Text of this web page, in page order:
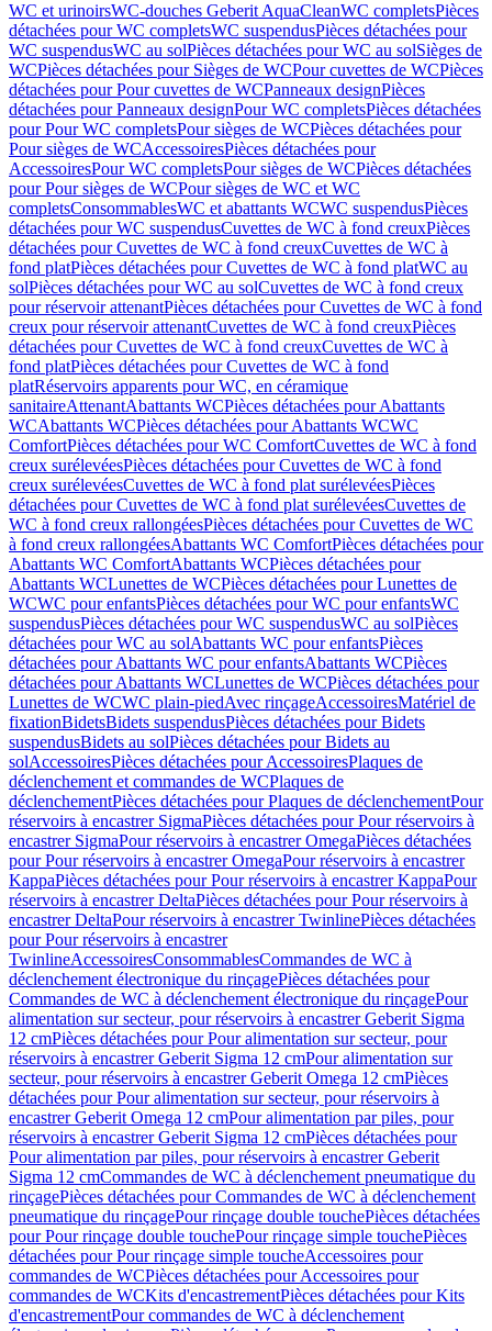
WC et urinoirsWC-douches Geberit AquaCleanWC completsPièces
détachées pour WC completsWC suspendusPièces détachées pour
WC suspendusWC au solPièces détachées pour WC au solSièges de
WCPièces détachées pour Sièges de WCPour cuvettes de WCPièces
détachées pour Pour cuvettes de WCPanneaux designPièces
détachées pour Panneaux designPour WC completsPièces détachées
pour Pour WC completsPour sièges de WCPièces détachées pour
Pour sièges de WCAccessoiresPièces détachées pour
AccessoiresPour WC completsPour sièges de WCPièces détachées
pour Pour sièges de WCPour sièges de WC et WC
completsConsommablesWC et abattants WCWC suspendusPièces
détachées pour WC suspendusCuvettes de WC à fond creuxPièces
détachées pour Cuvettes de WC à fond creuxCuvettes de WC à
fond platPièces détachées pour Cuvettes de WC à fond platWC au
solPièces détachées pour WC au solCuvettes de WC à fond creux
pour réservoir attenantPièces détachées pour Cuvettes de WC à fond
creux pour réservoir attenantCuvettes de WC à fond creuxPièces
détachées pour Cuvettes de WC à fond creuxCuvettes de WC à
fond platPièces détachées pour Cuvettes de WC à fond
platRéservoirs apparents pour WC, en céramique
sanitaireAttenantAbattants WCPièces détachées pour Abattants
WCAbattants WCPièces détachées pour Abattants WCWC
ComfortPièces détachées pour WC ComfortCuvettes de WC à fond
creux surélevéesPièces détachées pour Cuvettes de WC à fond
creux surélevéesCuvettes de WC à fond plat surélevéesPièces
détachées pour Cuvettes de WC à fond plat surélevéesCuvettes de
WC à fond creux rallongéesPièces détachées pour Cuvettes de WC
à fond creux rallongéesAbattants WC ComfortPièces détachées pour
Abattants WC ComfortAbattants WCPièces détachées pour
Abattants WCLunettes de WCPièces détachées pour Lunettes de
WCWC pour enfantsPièces détachées pour WC pour enfantsWC
suspendusPièces détachées pour WC suspendusWC au solPièces
détachées pour WC au solAbattants WC pour enfantsPièces
détachées pour Abattants WC pour enfantsAbattants WCPièces
détachées pour Abattants WCLunettes de WCPièces détachées pour
Lunettes de WCWC plain-piedAvec rinçageAccessoiresMatériel de
fixationBidetsBidets suspendusPièces détachées pour Bidets
suspendusBidets au solPièces détachées pour Bidets au
solAccessoiresPièces détachées pour AccessoiresPlaques de
déclenchement et commandes de WCPlaques de
déclenchementPièces détachées pour Plaques de déclenchementPour
réservoirs à encastrer SigmaPièces détachées pour Pour réservoirs à
encastrer SigmaPour réservoirs à encastrer OmegaPièces détachées
pour Pour réservoirs à encastrer OmegaPour réservoirs à encastrer
KappaPièces détachées pour Pour réservoirs à encastrer KappaPour
réservoirs à encastrer DeltaPièces détachées pour Pour réservoirs à
encastrer DeltaPour réservoirs à encastrer TwinlinePièces détachées
pour Pour réservoirs à encastrer
TwinlineAccessoiresConsommablesCommandes de WC à
déclenchement électronique du rinçagePièces détachées pour
Commandes de WC à déclenchement électronique du rinçagePour
alimentation sur secteur, pour réservoirs à encastrer Geberit Sigma
12 cmPièces détachées pour Pour alimentation sur secteur, pour
réservoirs à encastrer Geberit Sigma 12 cmPour alimentation sur
secteur, pour réservoirs à encastrer Geberit Omega 12 cmPièces
détachées pour Pour alimentation sur secteur, pour réservoirs à
encastrer Geberit Omega 12 cmPour alimentation par piles, pour
réservoirs à encastrer Geberit Sigma 12 cmPièces détachées pour
Pour alimentation par piles, pour réservoirs à encastrer Geberit
Sigma 12 cmCommandes de WC à déclenchement pneumatique du
rinçagePièces détachées pour Commandes de WC à déclenchement
pneumatique du rinçagePour rinçage double touchePièces détachées
pour Pour rinçage double touchePour rinçage simple touchePièces
détachées pour Pour rinçage simple toucheAccessoires pour
commandes de WCPièces détachées pour Accessoires pour
commandes de WCKits d'encastrementPièces détachées pour Kits
d'encastrementPour commandes de WC à déclenchement